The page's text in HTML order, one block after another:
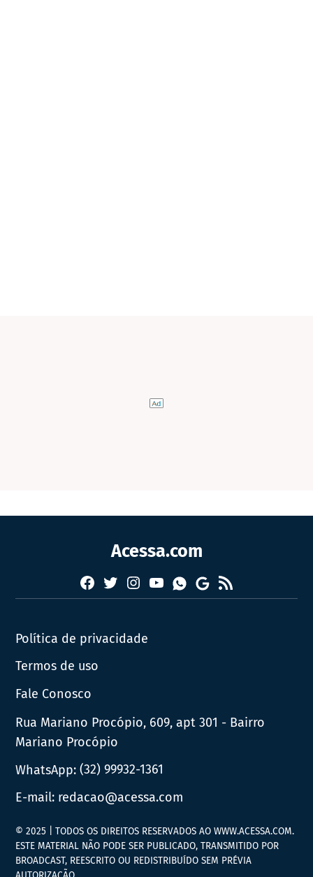
Acessa.com
Facebook
TwitterInstagram
YouTubeWhatsapp
Google
News
RSS
Política de privacidade
Termos de uso
Fale Conosco
Rua Mariano Procópio, 609, apt 301 - Bairro
Mariano Procópio
WhatsApp:(32) 99932-1361
E-mail: redacao@acessa.com
© 2025 | TODOS OS DIREITOS RESERVADOS AO WWW.ACESSA.COM.
ESTE MATERIAL NÃO PODE SER PUBLICADO, TRANSMITIDO POR
BROADCAST, REESCRITO OU REDISTRIBUÍDO SEM PRÉVIA